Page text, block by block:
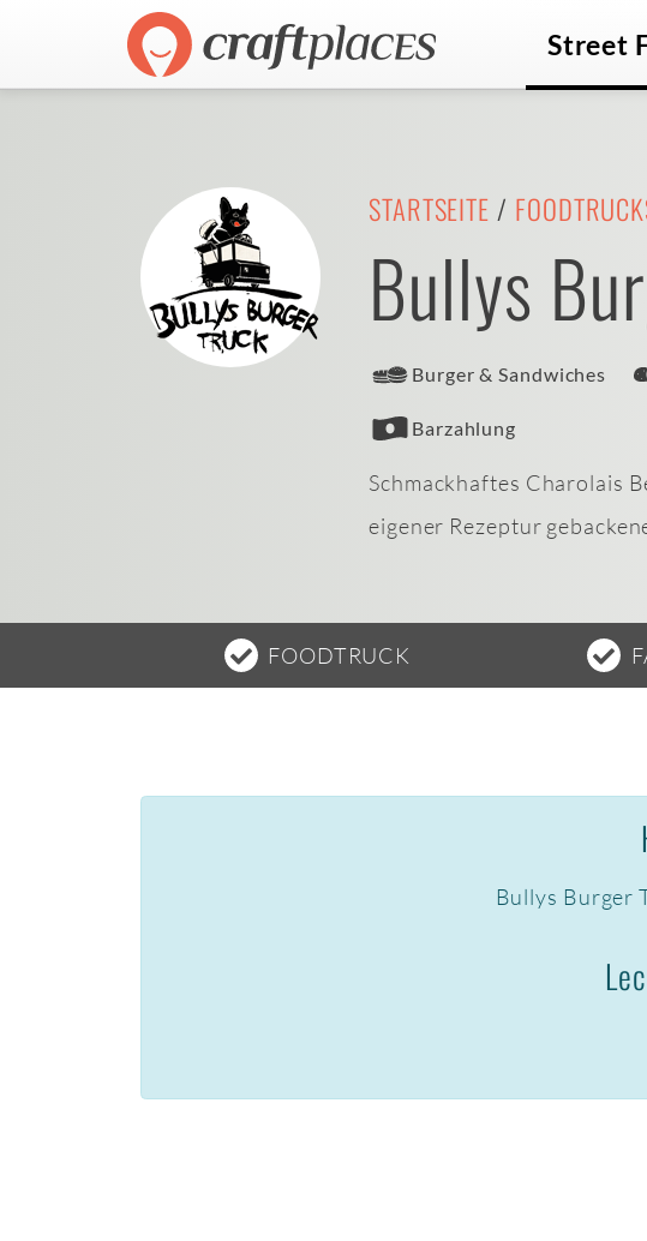
Street
STARTSEITE /
Bullys
Burger & Sandwiches
Barzahlung
Schmackhaftes Charolais
eigener Rezeptur
FOODTRUCK
Bullys Burger